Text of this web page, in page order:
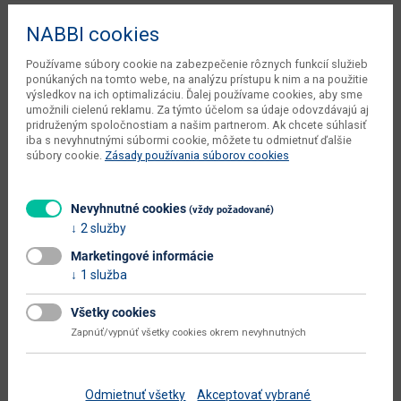
výrobcu
počet balíkov výrobcu 1 ks
kusov v balení výrobcu 1 ks
váha s obalom výrobcu 31 kg
typové označenie Suter S8
údržba utierať navlhko
farba
NABBI cookies
Používame súbory cookie na zabezpečenie rôznych funkcií služieb
ponúkaných na tomto webe, na analýzu prístupu k nim a na použitie
výsledkov na ich optimalizáciu. Ďalej používame cookies, aby sme
umožnili cielenú reklamu. Za týmto účelom sa údaje odovzdávajú aj
pridruženým spoločnostiam a našim partnerom. Ak chcete súhlasiť
iba s nevyhnutnými súbormi cookie, môžete tu odmietnuť ďalšie
súbory cookie. Zásady používania súborov cookies
Nevyhnutné cookies (vždy požadované)
2 služby
Marketingové informácie
1 služba
Všetky cookies
Zapnúť/vypnúť všetky cookies okrem nevyhnutných
Odmietnuť všetky Akceptovať vybrané